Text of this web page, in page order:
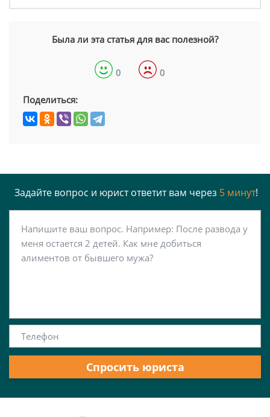
Была ли эта статья для вас полезной?
0 0
Поделиться:
Задайте вопрос и юрист ответит вам через 5 минут!
Спросить юриста